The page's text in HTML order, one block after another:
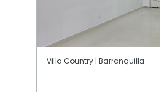
Villa Country | Barranquilla